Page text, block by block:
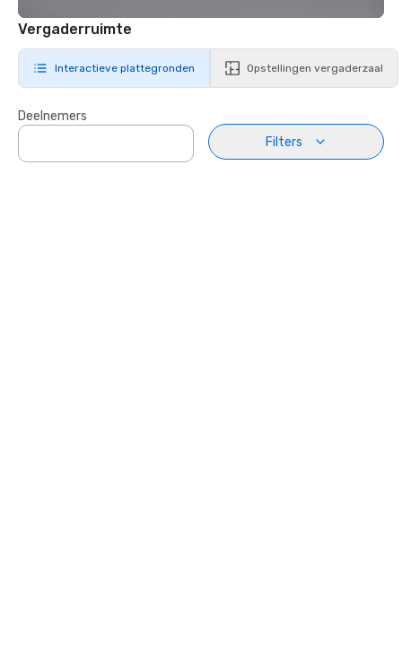
Vergaderruimte
Interactieve plattegronden Opstellingen vergaderzaal
Deelnemers
Filters